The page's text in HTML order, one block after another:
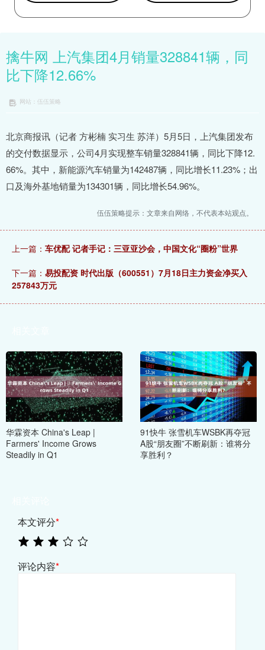
擒牛网 上汽集团4月销量328841辆，同
比下降12.66%
网站：伍伍策略
北京商报讯（记者 方彬楠 实习生 苏洋）5月5日，上汽集团发布
的交付数据显示，公司4月实现整车销量328841辆，同比下降12.
66%。其中，新能源汽车销量为142487辆，同比增长11.23%；出
口及海外基地销量为134301辆，同比增长54.96%。
伍伍策略提示：文章来自网络，不代表本站观点。
上一篇： 车优配 记者手记：三亚亚沙会，中国文化“圈粉”世界
下一篇： 易投配资 时代出版（600551）7月18日主力资金净买入
257843万元
华霖资本 China's Leap | ​
Farmers' Income Grows
Steadily in Q1
91快牛 张雪机车WSBK再夺冠
A股“朋友圈”不断刷新：谁将分
享胜利？
本文评分*
评论内容*